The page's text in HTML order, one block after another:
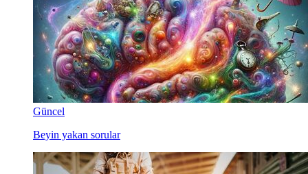
Güncel
Beyin yakan sorular